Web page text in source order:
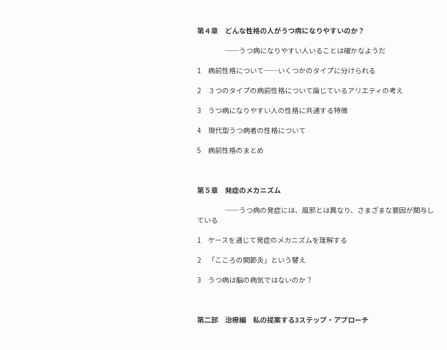
第４章 どんな性格の人がうつ病になりやすいのか？
──うつ病になりやすい人いることは確かなようだ
1 病前性格について──いくつかのタイプに分けられる
2 ３つのタイプの病前性格について論じているアリエティの考え
3 うつ病になりやすい人の性格に共通する特徴
4 現代型うつ病者の性格について
5 病前性格のまとめ
第５章 発症のメカニズム
──うつ病の発症には、風邪とは異なり、さまざまな要因が関与し
ている
1 ケースを通じて発症のメカニズムを理解する
2 「こころの関節炎」という譬え
3 うつ病は脳の病気ではないのか？
第二部 治療編 私の提案する3ステップ・アプローチ